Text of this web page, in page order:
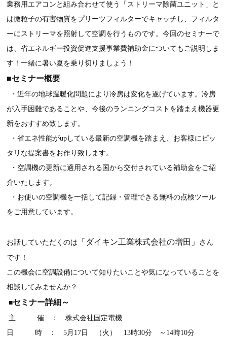
業務用エアコンと組み合わせて使う「ストリーマ除菌ユニット」と
は微粒子の有害物質をプリーツフィルターでキャッチし、フィルタ
ーにストリーマを照射して空調を行うものです。今回のセミナーで
は、省エネルギー投資促進支援事業費補助金についてもご説明しま
す！一緒に暑い夏を乗り切りましょう ！
■セミナー概要
・近年の地球温暖化問題により冷房は変化を遂げています。冷房
が入手困難であることや、今後のランニングコストを踏まえ機器更
新をおすすめ致します。
・省エネ性能がup している最新の空調機を踏まえ、お客様にピッ
タリな提案書をお作り致します。
・空調機の更新に適用される国から交付されている補助金をご紹
介いたします。
・お使いの空調機を一括して記録・管理できる無料の点検ツール
をご用意しています。
お話していただくのは 「ダイキン工業株式会社の増田」
さん
です！
この機会に空調設備について知りたいことや気になっていることを
相談してみませんか？
■セミナー詳細～
主 催 ： 株式会社国定電機
日 時 ：5月 17 日 （火） 13時30分 ～ 14時10分